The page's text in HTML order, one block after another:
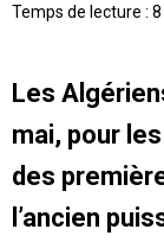
Temps de lecture :
Les
mai, pour
des
l’ancien